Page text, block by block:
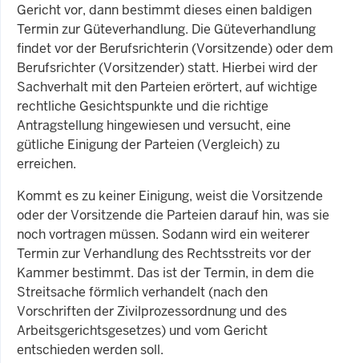
Gericht vor, dann bestimmt dieses einen baldigen
Termin zur Güteverhandlung. Die Güteverhandlung
findet vor der Berufsrichterin (Vorsitzende) oder dem
Berufsrichter (Vorsitzender) statt. Hierbei wird der
Sachverhalt mit den Parteien erörtert, auf wichtige
rechtliche Gesichtspunkte und die richtige
Antragstellung hingewiesen und versucht, eine
gütliche Einigung der Parteien (Vergleich) zu
erreichen.
Kommt es zu keiner Einigung, weist die Vorsitzende
oder der Vorsitzende die Parteien darauf hin, was sie
noch vortragen müssen. Sodann wird ein weiterer
Termin zur Verhandlung des Rechtsstreits vor der
Kammer bestimmt. Das ist der Termin, in dem die
Streitsache förmlich verhandelt (nach den
Vorschriften der Zivilprozessordnung und des
Arbeitsgerichtsgesetzes) und vom Gericht
entschieden werden soll.